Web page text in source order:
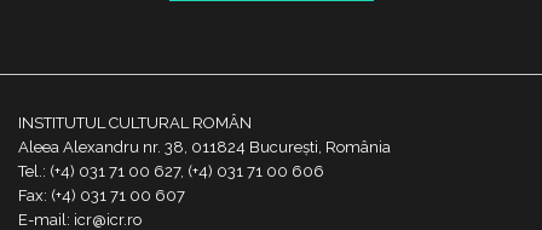
INSTITUTUL CULTURAL ROMÂN
Aleea Alexandru nr. 38, 011824 București, România
Tel.: (+4) 031 71 00 627, (+4) 031 71 00 606
Fax: (+4) 031 71 00 607
E-mail: icr@icr.ro